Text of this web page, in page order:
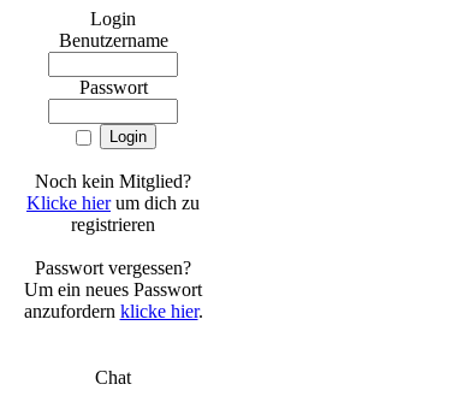
Login
Benutzername
Passwort
Noch kein Mitglied?
Klicke hierum dich zu
registrieren
Passwort vergessen?
Um ein neues Passwort
anzufordern klicke hier.
Chat